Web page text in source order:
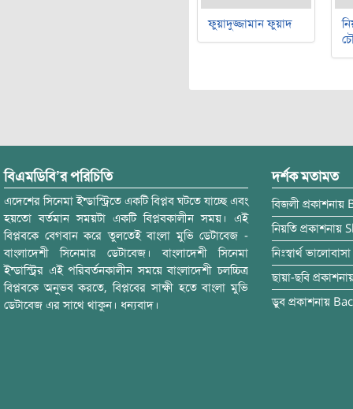
ফুয়াদুজ্জামান ফুয়াদ
বিএমডিবি’র পরিচিতি
এদেশের সিনেমা ইন্ডাস্ট্রিতে একটি বিপ্লব ঘটতে যাচ্ছে এবং
হয়তো বর্তমান সময়টা একটি বিপ্লবকালীন সময়। এই
বিপ্লবকে বেগবান করে তুলতেই বাংলা মুভি ডেটাবেজ -
বাংলাদেশী সিনেমার ডেটাবেজ। বাংলাদেশী সিনেমা
ইন্ডাস্ট্রির এই পরিবর্তনকালীন সময়ে বাংলাদেশী চলচ্চিত্র
বিপ্লবকে অনুভব করতে, বিপ্লবের সাক্ষী হতে বাংলা মুভি
ডেটাবেজ এর সাথে থাকুন। ধন্যবাদ।
দর্শক মতামত
বিজলী প্রকাশনায়
নিয়তি প্রকাশনায়
নিঃস্বার্থ ভালোবাসা
ছায়া-ছবি
ডুব প্রকাশনায়